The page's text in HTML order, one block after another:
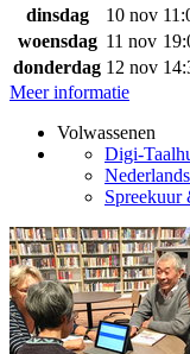
dinsdag 10 nov
woensdag 11 nov
donderdag 12 nov
Meer informatie
Volwassenen
Digi-